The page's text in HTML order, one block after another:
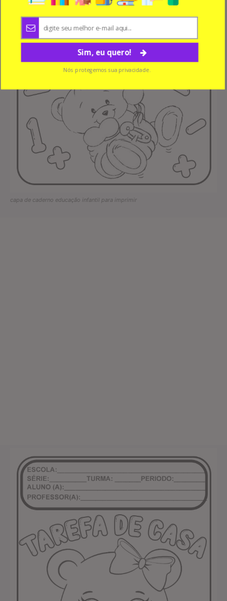
capa de caderno educação infantil para imprimir
Sim, eu quero!
Nós protegemos sua privacidade.